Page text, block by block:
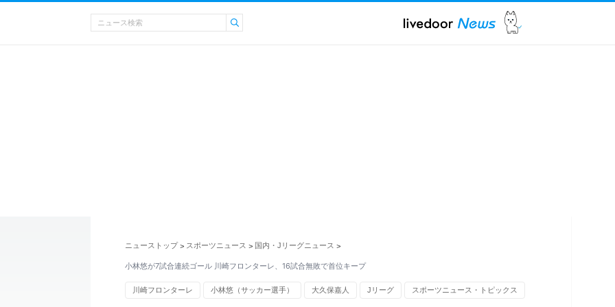
ニューストップ > スポーツニュース > 国内・Jリーグニュース >
小林悠が7試合連続ゴール 川崎フロンターレ、16試合無敗で首位キープ
川崎フロンターレ 小林悠（サッカー選手） 大久保嘉人 Jリーグ スポーツニュース・トピックス